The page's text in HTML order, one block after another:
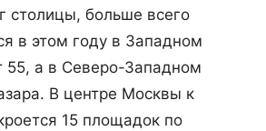
столицы, больше всего
в этом году в Западном
55, а в Северо-Западном
В центре Москвы к
15 площадок по